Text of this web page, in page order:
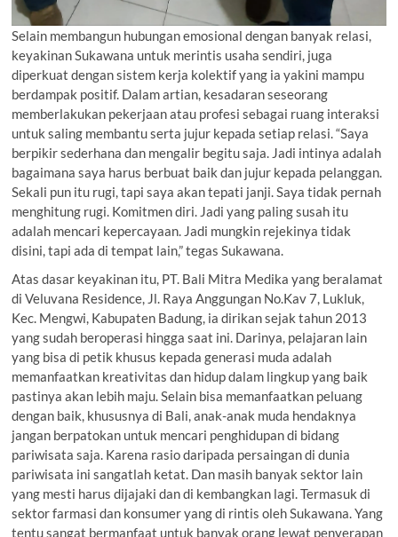
Selain membangun hubungan emosional dengan banyak relasi,
keyakinan Sukawana untuk merintis usaha sendiri, juga
diperkuat dengan sistem kerja kolektif yang ia yakini mampu
berdampak positif. Dalam artian, kesadaran seseorang
memberlakukan pekerjaan atau profesi sebagai ruang interaksi
untuk saling membantu serta jujur kepada setiap relasi. “Saya
berpikir sederhana dan mengalir begitu saja. Jadi intinya adalah
bagaimana saya harus berbuat baik dan jujur kepada pelanggan.
Sekali pun itu rugi, tapi saya akan tepati janji. Saya tidak pernah
menghitung rugi. Komitmen diri. Jadi yang paling susah itu
adalah mencari kepercayaan. Jadi mungkin rejekinya tidak
disini, tapi ada di tempat lain,” tegas Sukawana.
Atas dasar keyakinan itu, PT. Bali Mitra Medika yang beralamat
di Veluvana Residence, Jl. Raya Anggungan No.Kav 7, Lukluk,
Kec. Mengwi, Kabupaten Badung, ia dirikan sejak tahun 2013
yang sudah beroperasi hingga saat ini. Darinya, pelajaran lain
yang bisa di petik khusus kepada generasi muda adalah
memanfaatkan kreativitas dan hidup dalam lingkup yang baik
pastinya akan lebih maju. Selain bisa memanfaatkan peluang
dengan baik, khususnya di Bali, anak-anak muda hendaknya
jangan berpatokan untuk mencari penghidupan di bidang
pariwisata saja. Karena rasio daripada persaingan di dunia
pariwisata ini sangatlah ketat. Dan masih banyak sektor lain
yang mesti harus dijajaki dan di kembangkan lagi. Termasuk di
sektor farmasi dan konsumer yang di rintis oleh Sukawana. Yang
tentu sangat bermanfaat untuk banyak orang lewat penyerapan